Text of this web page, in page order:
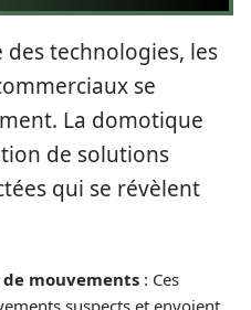
des technologies, les
se
La domotique
de solutions
qui se révèlent
de mouvements : Ces
suspects et envoient